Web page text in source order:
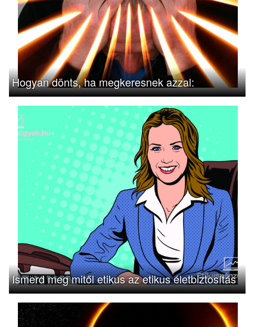
Hogyan dönts, ha megkeresnek azzal:
Ismerd meg mitől etikus az etikus életbiztosítás